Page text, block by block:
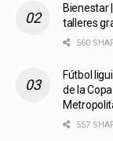
Bienestar
talleres
560
Fútbol
de la
557